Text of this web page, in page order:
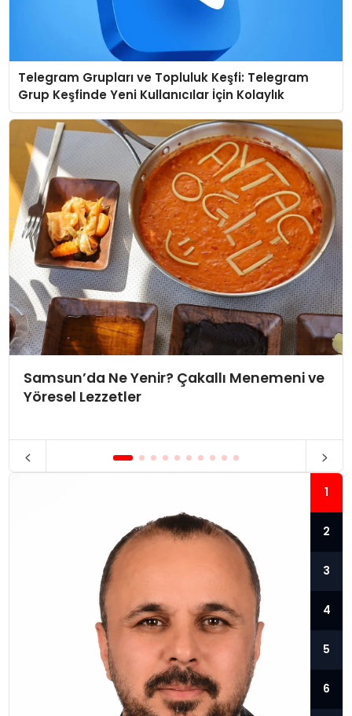
Telegram Grupları ve Topluluk Keşfi: Telegram
Grup Keşfinde Yeni Kullanıcılar İçin Kolaylık
Samsun’da Ne Yenir? Çakallı Menemeni ve
Yöresel Lezzetler
1
2
3
4
5
6